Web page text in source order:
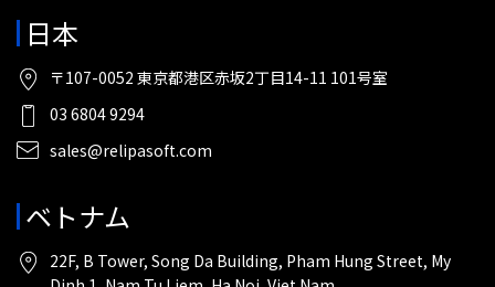
日本
〒107-0052 東京都港区赤坂2丁目14-11 101号室
03 6804 9294
sales@relipasoft.com
ベトナム
22F, B Tower, Song Da Building, Pham Hung Street, My